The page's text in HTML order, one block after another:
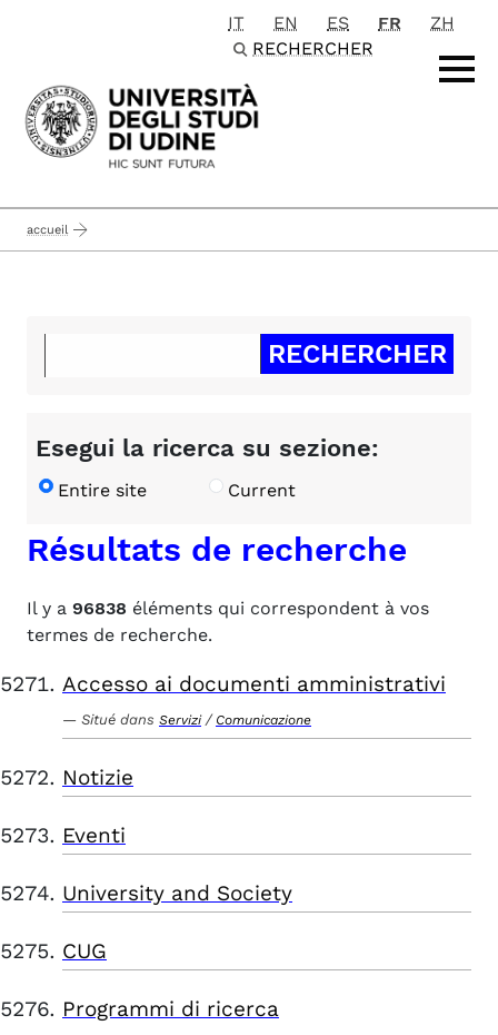
Passa al contenuto principale
IT EN ES FR
ZH
RECHERCHER
accueil
Esegui la ricerca su sezione:
Entire site Current
Résultats de recherche
Il y a 96838 éléments qui correspondent à vos
termes de recherche.
Accesso ai documenti amministrativi
Situé dans Servizi / Comunicazione
Notizie
Eventi
University and Society
CUG
Programmi di ricerca